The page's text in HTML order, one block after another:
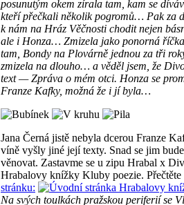
posunutým okem zírala tam, kam se
kteří přečkali několik pogromů… Pak za
k nám na Hráz Věčnosti chodit nejen
ale i Honza… Zmizela jako ponorná
tam, Bondy na Plovárně jednou za tři
zmizela na dlouho… a věděl jsem, že
text — Zpráva o mém otci. Honza se
Franze Kafky, možná že i jí byla…
Jana Černá jistě nebyla dcerou Franze
víně vyšly jiné její texty. Snad se jim
věnovat. Zastavme se u zipu Hrabal x
Hrabalovy knížky Kluby poezie.
stránku:
Na svých toulkách pražskou periferií se